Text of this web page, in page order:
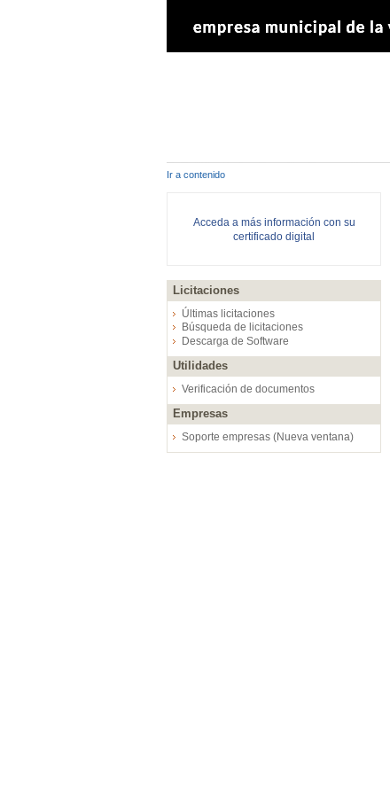
Ir a contenido
Acceda a más información con su
certificado digital
Licitaciones
Últimas licitaciones
Búsqueda de licitaciones
Descarga de Software
Utilidades
Verificación de documentos
Empresas
Soporte empresas (Nueva ventana)